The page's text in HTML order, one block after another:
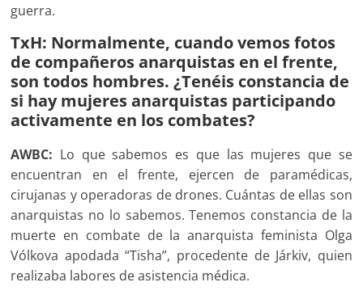
guerra.
TxH: Normalmente, cuando vemos fotos
de compañeros anarquistas en el frente,
son todos hombres. ¿Tenéis constancia de
si hay mujeres anarquistas participando
activamente en los combates?
AWBC: Lo que sabemos es que las mujeres que se
encuentran en el frente, ejercen de paramédicas,
cirujanas y operadoras de drones. Cuántas de ellas son
anarquistas no lo sabemos. Tenemos constancia de la
muerte en combate de la anarquista feminista Olga
Vólkova apodada “Tisha”, procedente de Járkiv, quien
realizaba labores de asistencia médica.